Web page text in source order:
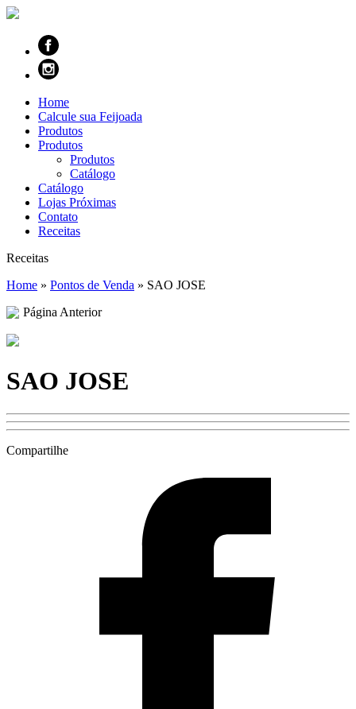
Home
Calcule sua Feijoada
Produtos
Produtos
Produtos
Catálogo
Catálogo
Lojas Próximas
Contato
Receitas
Receitas
Home » Pontos de Venda » SAO JOSE
Página Anterior
SAO JOSE
Compartilhe